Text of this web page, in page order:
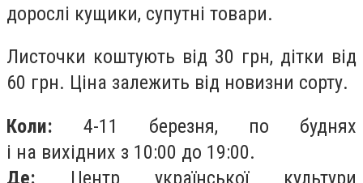
дорослi кущики, супутнi товари.
Листочки коштують від 30 грн, дітки від
60 грн. Ціна залежить від новизни сорту.
Коли: 4-11 березня, по буднях
і на вихідних з 10:00 до 19:00.
Де: Центр української культури